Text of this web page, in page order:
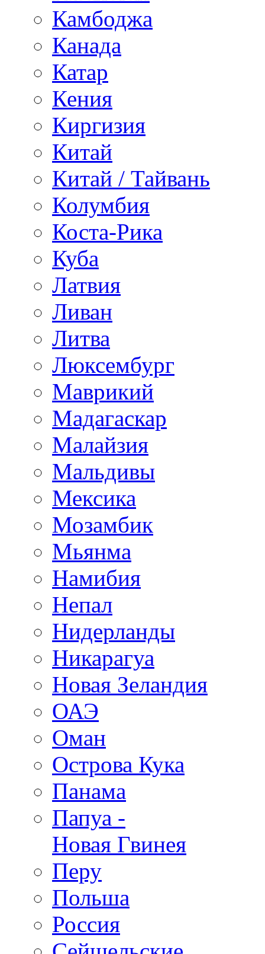
Камбоджа
Канада
Катар
Кения
Киргизия
Китай
Китай / Тайвань
Колумбия
Коста-Рика
Куба
Латвия
Ливан
Литва
Люксембург
Маврикий
Мадагаскар
Малайзия
Мальдивы
Мексика
Мозамбик
Мьянма
Намибия
Непал
Нидерланды
Никарагуа
Новая Зеландия
ОАЭ
Оман
Острова Кука
Панама
Папуа -
Новая Гвинея
Перу
Польша
Россия